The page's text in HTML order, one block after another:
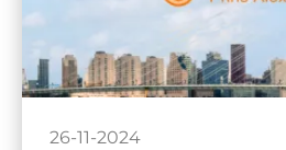
26-11-2024